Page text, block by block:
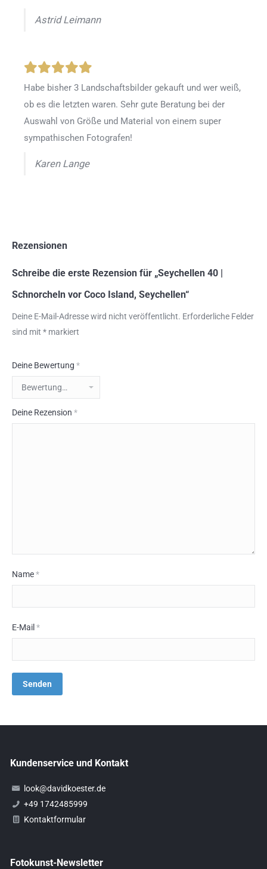
Astrid Leimann
Habe bisher 3 Landschaftsbilder gekauft und wer weiß,
ob es die letzten waren. Sehr gute Beratung bei der
Auswahl von Größe und Material von einem super
sympathischen Fotografen!
Karen Lange
Rezensionen
Schreibe die erste Rezension für „Seychellen 40 |
Schnorcheln vor Coco Island, Seychellen“
Deine E-Mail-Adresse wird nicht veröffentlicht. Erforderliche Felder
sind mit * markiert
Deine Bewertung *
Deine Rezension *
Name*
E-Mail *
Kundenservice und Kontakt
look@davidkoester.de
+49 1742485999
Kontaktformular
Fotokunst-Newsletter